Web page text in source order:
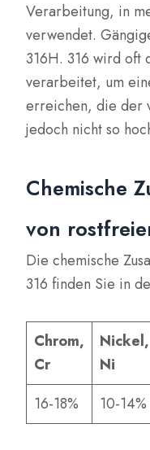
Verarbeitung, in
verwendet.
316H. 316 wird oft
verarbeitet, um
erreichen, die der
jedoch nicht so
Chemische
von
Die chemische
316 finden Sie in
Chrom,
Cr
Nickel,
Ni
16-18%
10-14%